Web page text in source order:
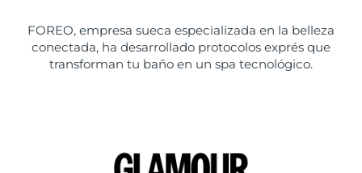
FOREO, empresa sueca especializada en la belleza
conectada, ha desarrollado protocolos exprés que
transforman tu baño en un spa tecnológico.